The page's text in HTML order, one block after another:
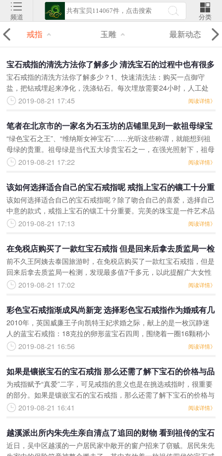
频道 分类
戒指 玉雕 最新动态
宝石戒指的清洗方法你了解多少 清洗宝石的过程中也有很多
需要注意的地方
宝石戒指的清洗方法你了解多少？1、快速清洗法：购买一点御守
盐，把钻戒埋起来净化，洗涤钻石。每次埋放需要24小时，人工处
理的宝石不能用御守盐，因为御守盐会让人工处理部分显现。2、冷
2019-08-21 17:45 阅读详情》
笔者在北京市的一家名为石玉坊的店铺里见到一款祖母绿宝
石戒指 美丽饱和艳丽美得让人让人无法想象
“绿色宝石之王”、“维纳斯女神宝石”……光听这些称谓，就能想到祖
母绿的贵重。祖母绿是当代五大珍贵宝石之一，在强光照射下，祖母
绿碧绿苍翠，被誉为自然界生机盎然的五月份生辰石，结婚55周年
2019-08-21 17:22 阅读详情》
该如何选择适合自己的宝石戒指呢 戒指上宝石的镶工十分重
要
该如何选择适合自己的宝石戒指呢？除了吻合自己的喜爱，选择自己
中意的款式，戒指上宝石的镶工十分重要。完美的珠宝是一件艺术品
呈现。因此，它的尊贵不仅表现在珠宝的价值，同时也表现在珠宝的
2019-08-21 17:13 阅读详情》
在免税店购买了一款红宝石戒指 但是回来后拿去质监局一检
测发现最多值7千多元
前不久王阿姨去泰国旅游时，在免税店购买了一款红宝石戒指，但是
回来后拿去质监局一检测，发现最多值7千多元，以此提醒广大女性
朋友切勿再上当。本站10月13日讯，前不久王阿姨去泰国旅游时，
2019-08-21 17:02 阅读详情》
彩色宝石戒指渐成风尚新宠 选择彩色宝石戒指作为婚戒有几
大优势
2010年，英国威廉王子向凯特王妃求婚之际，献上的是一枚沉静迷
人的蓝宝石戒指：18克拉的卵形蓝宝石四周，围绕着一圈16颗稍小
的白色钻石。而这枚戒指正是来自于他的母亲戴安娜王妃。在欧美，
2019-08-21 16:56 阅读详情》
如果是镶嵌宝石的宝石戒指 那么还需了解下宝石的价格与品
质
为戒指赋予“真爱”二字，可见戒指的意义也是在挑选戒指时，很重要
的部分。如果是镶嵌宝石的宝石戒指，那么还需了解下宝石的价格与
品质，也是很重要的事情。镶嵌宝石的真爱戒指哪里可以买到呢?今
2019-08-21 16:41 阅读详情》
越溪派出所内朱先生亲自清点了追回的财物 看到祖传的宝石
戒指失而复得更是激动不已
近日，吴中区越溪的一户居民家中敞开的窗户招来了窃贼。居民朱先